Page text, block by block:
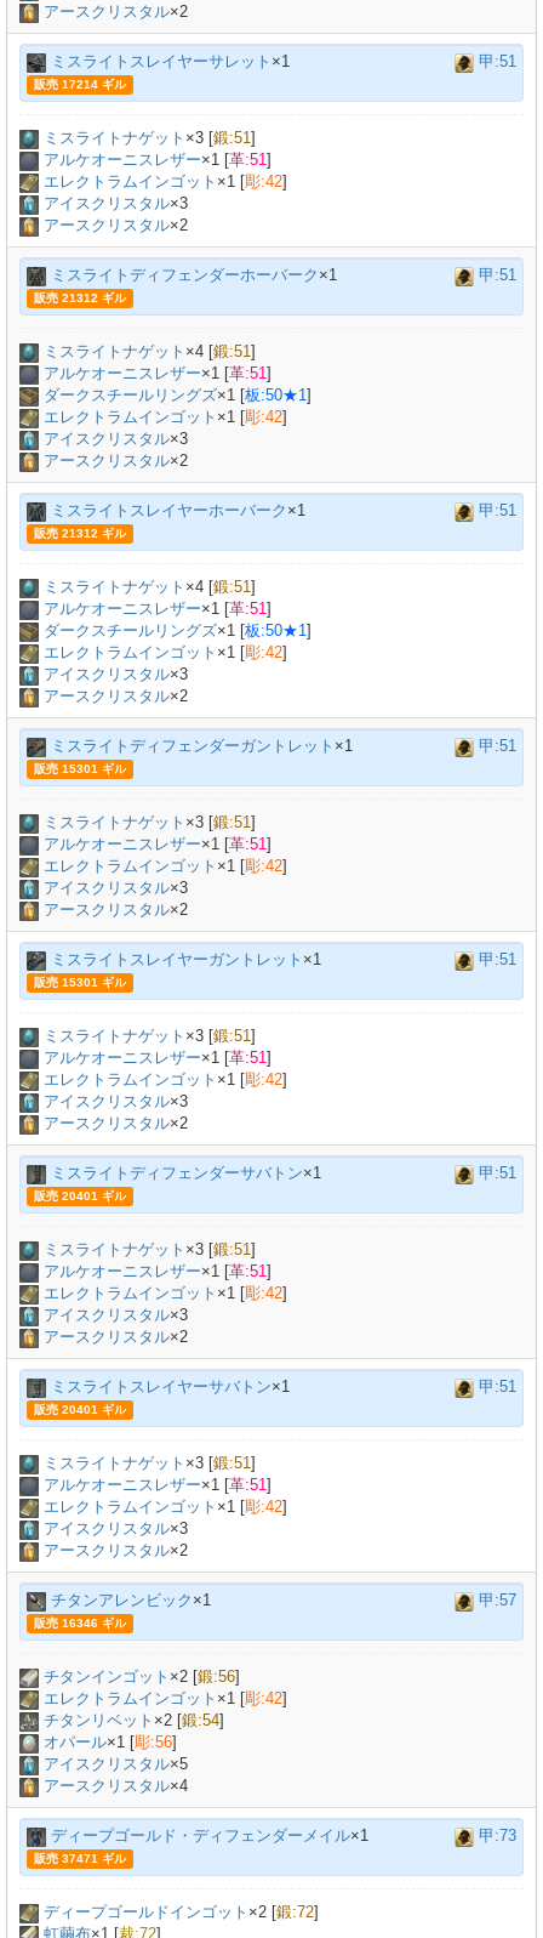
アースクリスタル×2
ミスライトスレイヤーサレット ×1 甲:51
販売 17214 ギル
ミスライトナゲット ×3 [鍛:51]
アルケオーニスレザー×1 [革:51]
エレクトラムインゴット ×1 [彫:42]
アイスクリスタル×3
アースクリスタル×2
ミスライトディフェンダーホーバーク ×1 甲:51
販売 21312 ギル
ミスライトナゲット ×4 [鍛:51]
アルケオーニスレザー×1 [革:51]
ダークスチールリングズ×1 [板:50★1]
エレクトラムインゴット ×1 [彫:42]
アイスクリスタル×3
アースクリスタル×2
ミスライトスレイヤーホーバーク ×1 甲:51
販売 21312 ギル
ミスライトナゲット ×4 [鍛:51]
アルケオーニスレザー×1 [革:51]
ダークスチールリングズ×1 [板:50★1]
エレクトラムインゴット ×1 [彫:42]
アイスクリスタル×3
アースクリスタル×2
ミスライトディフェンダーガントレット ×1 甲:51
販売 15301 ギル
ミスライトナゲット ×3 [鍛:51]
アルケオーニスレザー×1 [革:51]
エレクトラムインゴット ×1 [彫:42]
アイスクリスタル×3
アースクリスタル×2
ミスライトスレイヤーガントレット ×1 甲:51
販売 15301 ギル
ミスライトナゲット ×3 [鍛:51]
アルケオーニスレザー×1 [革:51]
エレクトラムインゴット ×1 [彫:42]
アイスクリスタル×3
アースクリスタル×2
ミスライトディフェンダーサバトン×1 甲:51
販売 20401 ギル
ミスライトナゲット ×3 [鍛:51]
アルケオーニスレザー×1 [革:51]
エレクトラムインゴット ×1 [彫:42]
アイスクリスタル×3
アースクリスタル×2
ミスライトスレイヤーサバトン×1 甲:51
販売 20401 ギル
ミスライトナゲット ×3 [鍛:51]
アルケオーニスレザー×1 [革:51]
エレクトラムインゴット ×1 [彫:42]
アイスクリスタル×3
アースクリスタル×2
チタンアレンビック ×1 甲:57
販売 16346 ギル
チタンインゴット ×2 [鍛:56]
エレクトラムインゴット ×1 [彫:42]
チタンリベット ×2 [鍛:54]
オパール×1 [彫:56]
アイスクリスタル×5
アースクリスタル×4
ディープゴールド・ディフェンダーメイル×1 甲:73
販売 37471 ギル
ディープゴールドインゴット ×2 [鍛:72]
虹繭布×1 [裁:72]